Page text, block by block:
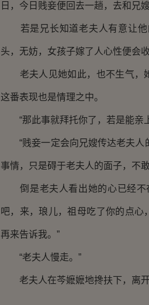
日，今日贱妾便回去一趟，去和兄
若是兄长知道老夫人有意让他
头，无妨，女孩子嫁了人心性便会
老夫人见她如此，也不生气，她
这番表现也是情理之中。
“那此事就拜托你了，若是能亲
“贱妾一定会向兄嫂传达老夫人
事情，只是碍于老夫人的面子，不
倒是老夫人看出她的心已经不
吧，来，琅儿，祖母吃了你的点
再来告诉我。”
“老夫人慢走。”
老夫人在芩嬷嬷地搀扶下，离开